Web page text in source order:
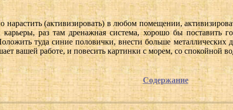
нарастить (активизировать) в любом помещении,
раз там дренажная система, хорошо бы поставить
туда синие половички, внести больше металлических
вашей работе, и повесить картинки с морем, со спокойной
Содержание